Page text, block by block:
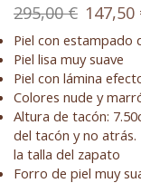
295,00€ El
precio
original
era:
295,00
147,50
Piel con estampado
Piel lisa muy suave
Piel con lámina
Colores nude y
Altura de tacón:
del tacón y no
la talla del zapato
Forro de piel muy